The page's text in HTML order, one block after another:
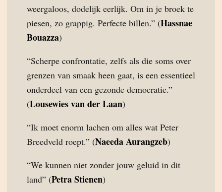
weergaloos, dodelijk eerlijk. Om in je broek te
piesen, zo grappig. Perfecte billen.” (Hassnae
Bouazza)
“Scherpe confrontatie, zelfs als die soms over
grenzen van smaak heen gaat, is een essentieel
onderdeel van een gezonde democratie.”
(Lousewies van der Laan)
“Ik moet enorm lachen om alles wat Peter
Breedveld roept.” (Naeeda Aurangzeb)
“We kunnen niet zonder jouw geluid in dit
land” (Petra Stienen)